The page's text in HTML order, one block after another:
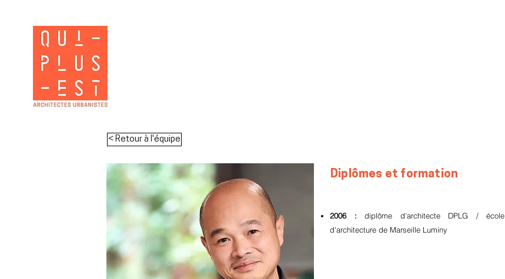
< Retour à l'équipe
Diplômes et formation
2006 : diplôme d'architecte DPLG / école
d'architecture de Marseille Luminy